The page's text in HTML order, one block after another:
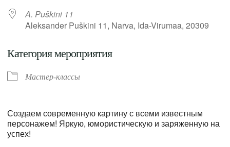
A. Puškini 11
Aleksander Puškini 11, Narva, Ida-Virumaa, 20309
Категория мероприятия
Мастер-классы
Создаем современную картину с всеми известным
персонажем! Яркую, юмористическую и заряженную на
успех!